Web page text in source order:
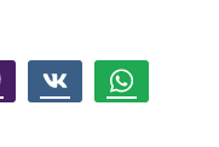
Whatsapp